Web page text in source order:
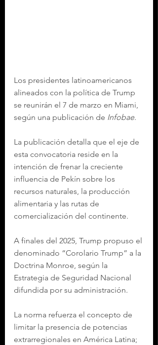
Los presidentes latinoamericanos
alineados con la política de Trump
se reunirán el 7 de marzo en Miami,
según una publicación de Infobae.
La publicación detalla que el eje de
esta convocatoria reside en la
intención de frenar la creciente
influencia de Pekín sobre los
recursos naturales, la producción
alimentaria y las rutas de
comercialización del continente.
A finales del 2025, Trump propuso el
denominado “Corolario Trump” a la
Doctrina Monroe, según la
Estrategia de Seguridad Nacional
difundida por su administración.
La norma refuerza el concepto de
limitar la presencia de potencias
extrarregionales en América Latina;